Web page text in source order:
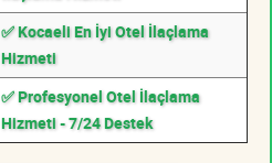
✅ Kocaeli En İyi Otel İlaçlama
Hizmeti
✅ Profesyonel Otel İlaçlama
Hizmeti - 7/24 Destek